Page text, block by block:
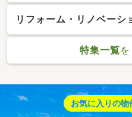
リフォーム・リノベーシ
特集一覧
お気に入りの物